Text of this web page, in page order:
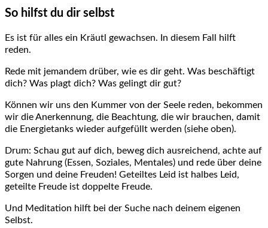
So hilfst du dir selbst
Es ist für alles ein Kräutl gewachsen. In diesem Fall hilft
reden.
Rede mit jemandem drüber, wie es dir geht. Was beschäftigt
dich? Was plagt dich? Was gelingt dir gut?
Können wir uns den Kummer von der Seele reden, bekommen
wir die Anerkennung, die Beachtung, die wir brauchen, damit
die Energietanks wieder aufgefüllt werden (siehe oben).
Drum: Schau gut auf dich, beweg dich ausreichend, achte auf
gute Nahrung (Essen, Soziales, Mentales) und rede über deine
Sorgen und deine Freuden! Geteiltes Leid ist halbes Leid,
geteilte Freude ist doppelte Freude.
Und Meditation hilft bei der Suche nach deinem eigenen
Selbst.